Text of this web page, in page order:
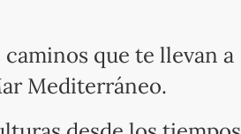
que te llevan a
Mediterráneo.